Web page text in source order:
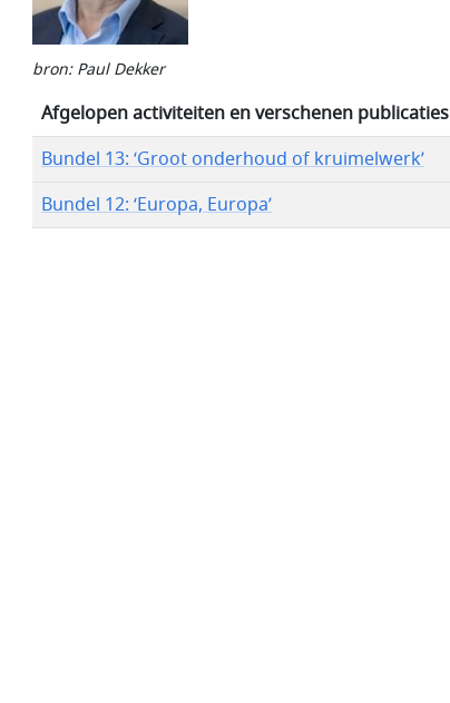
bron: Paul Dekker
Afgelopen activiteiten en verschenen publicaties
Bundel 13: ‘Groot onderhoud of kruimelwerk’
Bundel 12: ‘Europa, Europa’